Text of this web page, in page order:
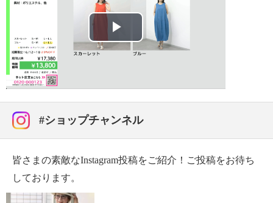
・ウエットクリーニング：可
【メンテナンス（ケアラベル）】
・長時間照射による変退色注意
・単品洗い
・水や汗などによる色落ち、色移り注意
・摩擦による色落ち、色移り注意
・素材の特性上、多少の縮みあり
・中国製
Play
#ショップチャンネル
皆さまの素敵なInstagram投稿をご紹介！ご投稿をお待ち
しております。